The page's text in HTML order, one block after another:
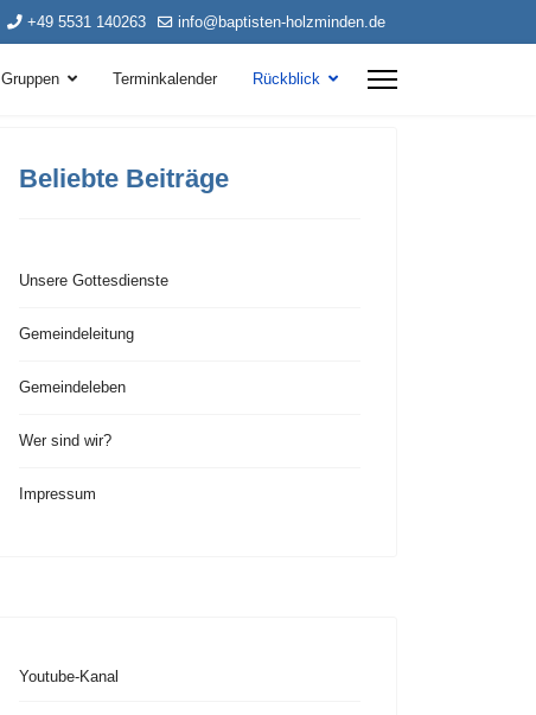
+49 5531 140263 info@baptisten-holzminden.de
Gruppen Terminkalender Rückblick
Beliebte Beiträge
Unsere Gottesdienste
Gemeindeleitung
Gemeindeleben
Wer sind wir?
Impressum
Youtube-Kanal